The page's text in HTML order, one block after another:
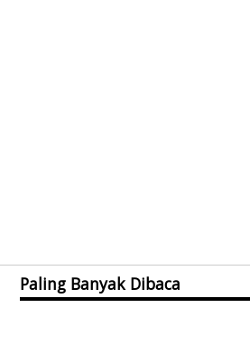
Paling Banyak Dibaca